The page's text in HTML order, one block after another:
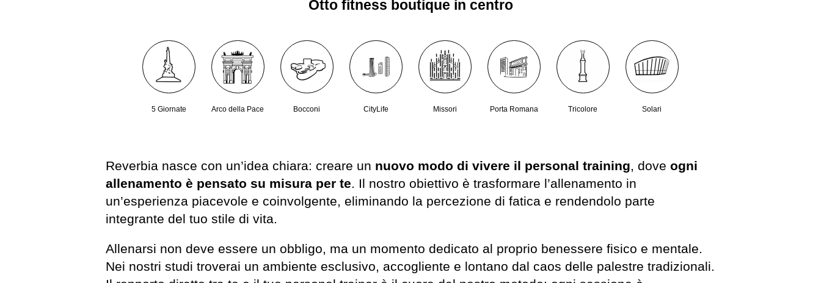
Otto fitness boutique in centro
5 Giornate Arco della Pace Bocconi CityLife Missori Porta Romana Tricolore Solari
Reverbia nasce con un’idea chiara: creare un nuovo modo di vivere il personal training, dove ogni
allenamento è pensato su misura per te. Il nostro obiettivo è trasformare l’allenamento in
un’esperienza piacevole e coinvolgente, eliminando la percezione di fatica e rendendolo parte
integrante del tuo stile di vita.
Allenarsi non deve essere un obbligo, ma un momento dedicato al proprio benessere fisico e mentale.
Nei nostri studi troverai un ambiente esclusivo, accogliente e lontano dal caos delle palestre tradizionali.